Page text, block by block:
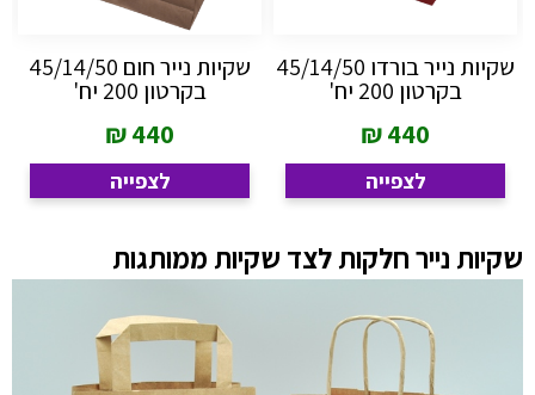
שקיות נייר בורדו 45/14/50
בקרטון 200 יח'
440
₪
לצפייה
שקיות נייר חום 45/14/50
בקרטון 200 יח'
440
₪
לצפייה
שקיות נייר חלקות לצד שקיות ממותגות